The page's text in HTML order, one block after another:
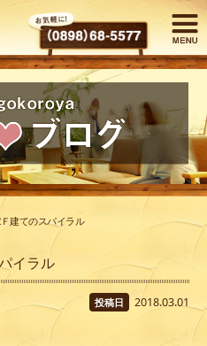
建てのスパイラル
イラル
投稿日 2018.03.01